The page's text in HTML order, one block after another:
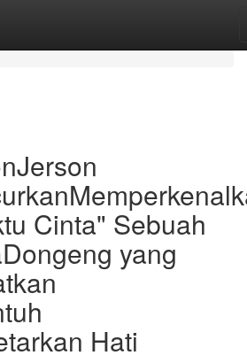
Cinta" Sebuah
yang
Hati